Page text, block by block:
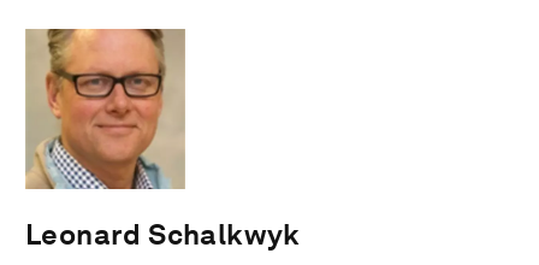
Leonard Schalkwyk